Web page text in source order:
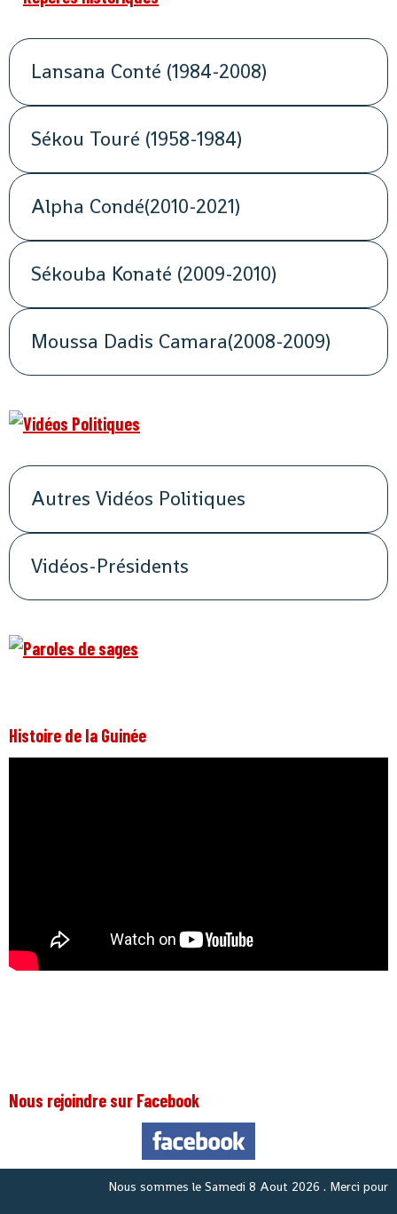
Lansana Conté (1984-2008)
Sékou Touré (1958-1984)
Alpha Condé(2010-2021)
Sékouba Konaté (2009-2010)
Moussa Dadis Camara(2008-2009)
Autres Vidéos Politiques
Vidéos-Présidents
Histoire de la Guinée
Nous rejoindre sur Facebook
Nous sommes leSamedi 8 Aout 2026. Merci pour